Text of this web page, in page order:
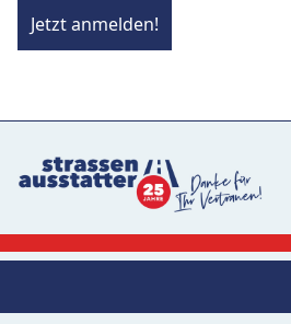
Jetzt anmelden!